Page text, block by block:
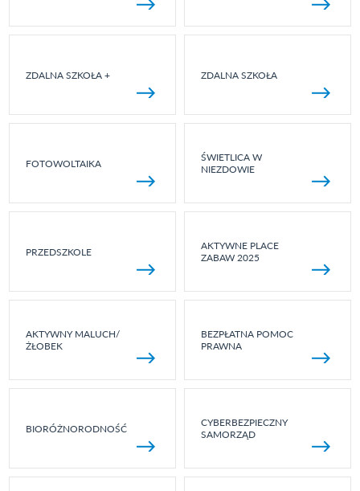
ZDALNA SZKOŁA + ZDALNA SZKOŁA
FOTOWOLTAIKA
ŚWIETLICA W
NIEZDOWIE
PRZEDSZKOLE
AKTYWNE PLACE
ZABAW 2025
AKTYWNY MALUCH/
ŻŁOBEK
BEZPŁATNA POMOC
PRAWNA
BIORÓŻNORODNOŚĆ
CYBERBEZPIECZNY
SAMORZĄD